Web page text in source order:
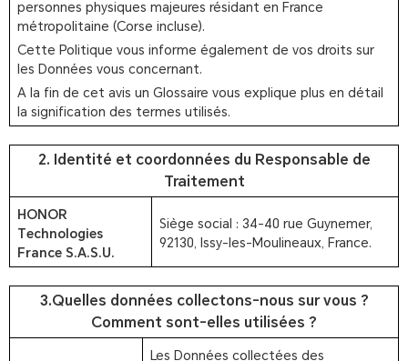
personnes physiques majeures résidant en France
métropolitaine (Corse incluse).
Cette Politique vous informe également de vos droits sur
les Données vous concernant.
A la fin de cet avis un Glossaire vous explique plus en détail
la signification des termes utilisés.
2. Identité et coordonnées du Responsable de
Traitement
HONOR
Technologies
France S.A.S.U.
Siège social : 34-40 rue Guynemer,
92130, Issy-les-Moulineaux, France.
3.Quelles données collectons-nous sur vous ?
Comment sont-elles utilisées ?
Les Données collectées des